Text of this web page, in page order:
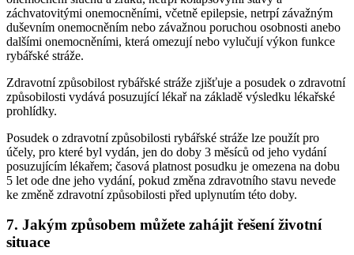
záchvatovitými onemocněními, včetně epilepsie, netrpí závažným
duševním onemocněním nebo závažnou poruchou osobnosti anebo
dalšími onemocněními, která omezují nebo vylučují výkon funkce
rybářské stráže.
Zdravotní způsobilost rybářské stráže zjišťuje a posudek o zdravotní
způsobilosti vydává posuzující lékař na základě výsledku lékařské
prohlídky.
Posudek o zdravotní způsobilosti rybářské stráže lze použít pro
účely, pro které byl vydán, jen do doby 3 měsíců od jeho vydání
posuzujícím lékařem; časová platnost posudku je omezena na dobu
5 let ode dne jeho vydání, pokud změna zdravotního stavu nevede
ke změně zdravotní způsobilosti před uplynutím této doby.
7. Jakým způsobem můžete zahájit řešení životní
situace